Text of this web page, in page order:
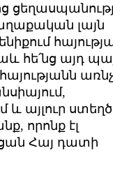
լայն
հե՛նց այդ
և այլուր
որոնք էլ
Հայ դատի